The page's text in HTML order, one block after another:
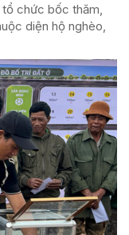
chức bốc thăm,
diện hộ nghèo,